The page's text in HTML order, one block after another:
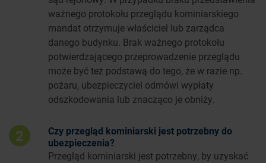
ważnego protokołu przeglądu kominiarskiego
mandat otrzymuje właściciel lub zarządca
danego budynku. Brak ważnego protokołu
potwierdzającego przeprowadzenie przeglądu
może być też podstawą do tego, że w razie np.
pożaru, ubezpieczyciel odmówi wypłaty
odszkodowania lub znacząco je obniży.
2
Czy przegląd kominiarski jest potrzebny do
ubezpieczenia?
Przegląd kominiarski jest potrzebny, by uzyskać